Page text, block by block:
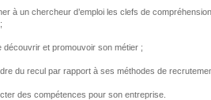
à un chercheur d’emploi les clefs de
découvrir et promouvoir son métier ;
du recul par rapport à ses méthodes de
des compétences pour son entreprise.